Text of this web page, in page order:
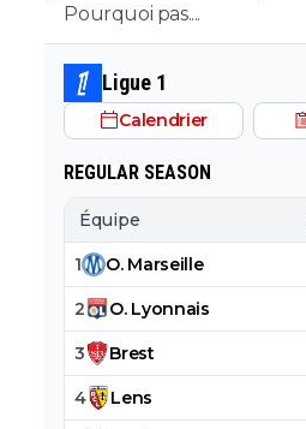
Vinicius
Pourquoi pas....
Ligue 1
Calendrier
REGULAR SEASON
Équipe
1 O. Marseille
2 O. Lyonnais
3 Brest
4 Lens